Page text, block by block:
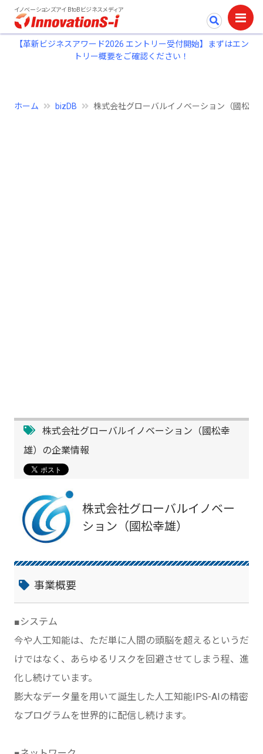
イノベーションズアイ BtoBビジネスメディア
【革新ビジネスアワード2026 エントリー受付開始】まずはエン
トリー概要をご確認ください！
ホーム bizDB 株式会社グローバルイノベーション（國松幸
株式会社グローバルイノベーション（國松幸
雄）の企業情報
株式会社グローバルイノベー
ション（國松幸雄）
事業概要
■システム
今や人工知能は、ただ単に人間の頭脳を超えるというだ
けではなく、あらゆるリスクを回避させてしまう程、進
化し続けています。
膨大なデータ量を用いて誕生した人工知能IPS-AIの精密
なプログラムを世界的に配信し続けます。